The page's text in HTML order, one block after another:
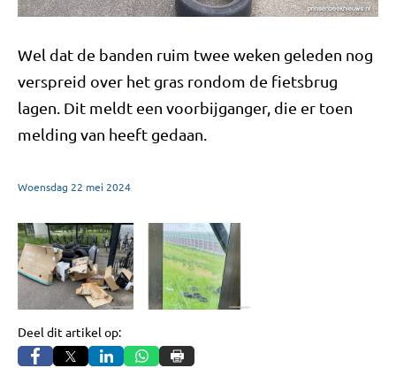
Wel dat de banden ruim twee weken geleden nog
verspreid over het gras rondom de fietsbrug
lagen. Dit meldt een voorbijganger, die er toen
melding van heeft gedaan.
Woensdag 22 mei 2024
Deel dit artikel op: